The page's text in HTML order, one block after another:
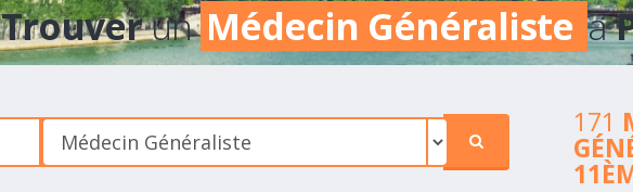
TrouverunMédecin Généraliste a
171